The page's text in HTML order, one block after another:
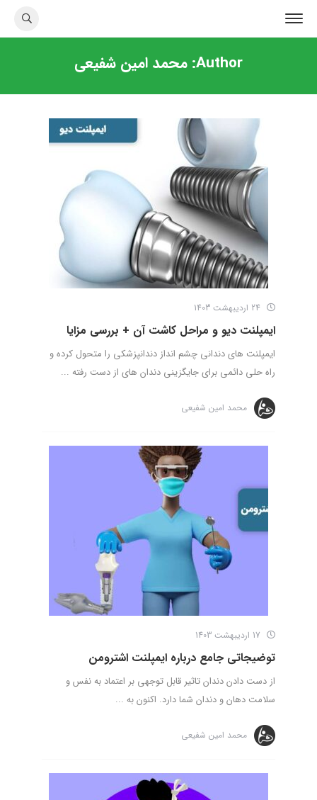
Author: محمد امین شفیعی
ایمپلنت دیو و مراحل کاشت آن + بررسی مزایا
ایمپلنت های دندانی چشم انداز دندانپزشکی را متحول کرده و
راه حلی دائمی برای جایگزینی دندان های از دست رفته ...
محمد امین شفیعی
توضیجاتی جامع درباره ایمپلنت اشترومن
از دست دادن دندان تاثیر قابل توجهی بر اعتماد به نفس و
سلامت دهان و دندان شما دارد. اکنون به ...
محمد امین شفیعی